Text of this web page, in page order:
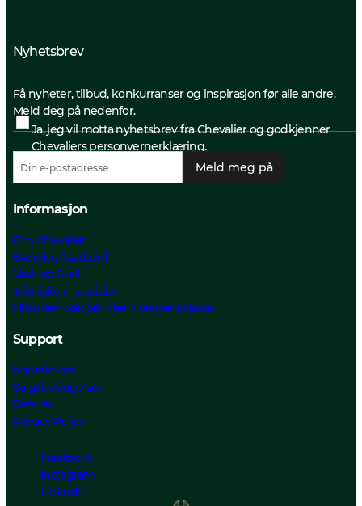
Nyhetsbrev
Få nyheter, tilbud, konkurranser og inspirasjon før alle andre.
Meld deg på nedenfor.
Ja, jeg vil motta nyhetsbrev fra Chevalier og godkjenner
Chevaliers personvernerklæring.
Meld meg på
Informasjon
Om Chevalier
Bærekraftsarbeid
Vask og Stell
Tekniske materialer
Historien bak jaktklær i verdensklasse
Support
Kontakt oss
Salgsbetingelser
Returer
Privacy Policy
Facebook
Instagram
LinkedIn